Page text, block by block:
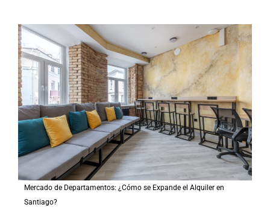
Mercado de Departamentos: ¿Cómo se Expande el Alquiler en
Santiago?